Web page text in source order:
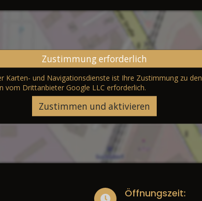
Zustimmung erforderlich
Karten- und Navigationsdienste ist Ihre Zustimmung zu den
vom Drittanbieter Google LLC erforderlich.
Zustimmen und aktivieren
Öffnungszeit: